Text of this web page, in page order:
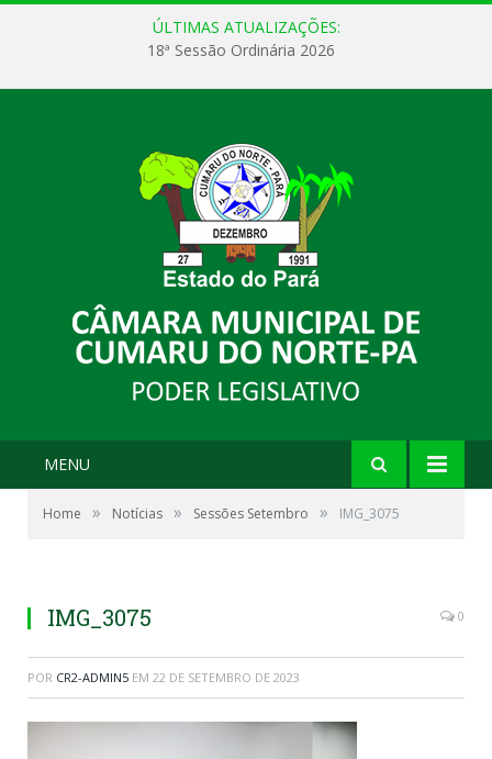
ÚLTIMAS ATUALIZAÇÕES:
18ª Sessão Ordinária 2026
MENU
Home » Notícias » Sessões Setembro » IMG_3075
IMG_3075 0
POR CR2-ADMIN5 EM 22 DE SETEMBRO DE 2023